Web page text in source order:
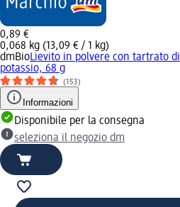
0,89 €
0,068 kg (13,09 € / 1 kg)
dmBioLievito in polvere con tartrato di
potassio, 68 g
(153)
Informazioni
Disponibile per la consegna
seleziona il negozio dm